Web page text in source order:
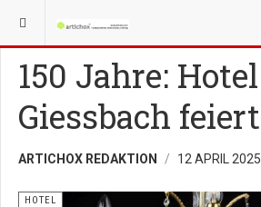
YOU ARE HERE:
150 Jahre: Hotel
Giessbach feiert
ARTICHOX REDAKTION 12 APRIL 2025
HOTEL